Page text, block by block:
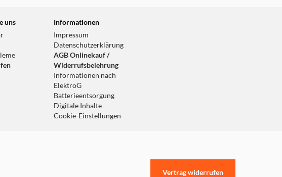
uns
Informationen
Impressum
Datenschutzerklärung
AGB Onlinekauf /
Widerrufsbelehrung
Informationen nach
ElektroG
Batterieentsorgung
Digitale Inhalte
Cookie-Einstellungen
Vertrag widerrufen